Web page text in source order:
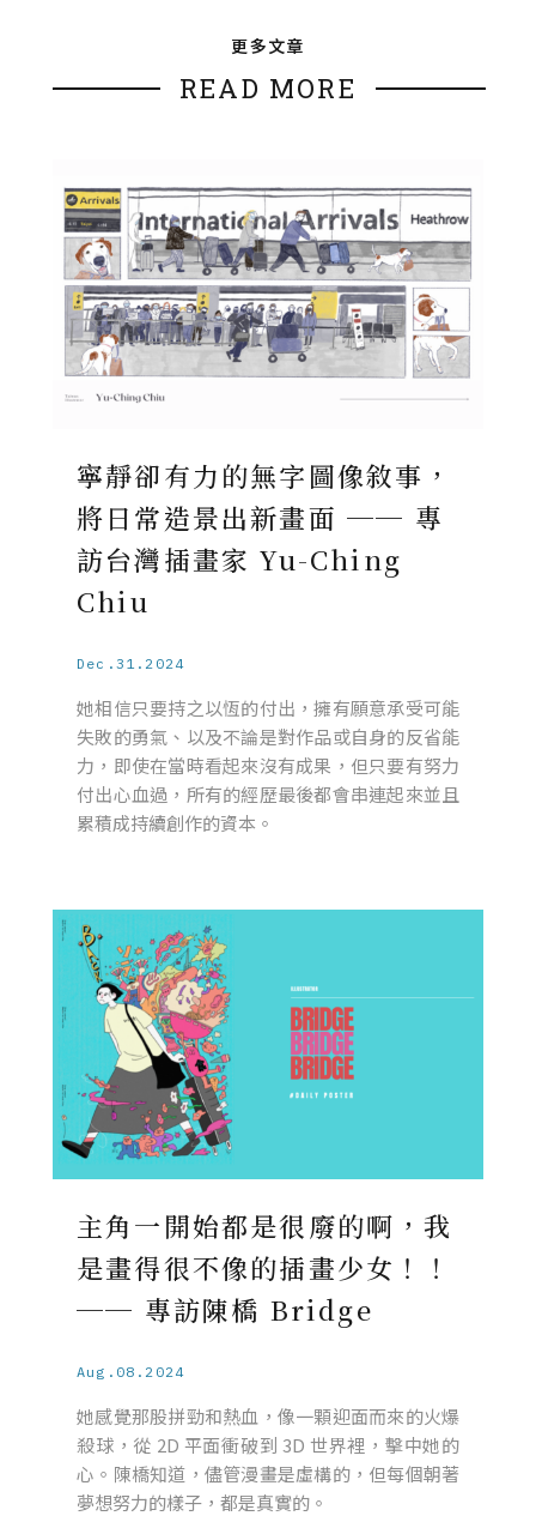
更多文章
READ MORE
寧靜卻有力的無字圖像敘事，
將日常造景出新畫面 ── 專
訪台灣插畫家 Yu-Ching
Chiu
Dec.31.2024
她相信只要持之以恆的付出，擁有願意承受可能
失敗的勇氣、以及不論是對作品或自身的反省能
力，即使在當時看起來沒有成果，但只要有努力
付出心血過，所有的經歷最後都會串連起來並且
累積成持續創作的資本。
主角一開始都是很廢的啊，我
是畫得很不像的插畫少女！！
── 專訪陳橋 Bridge
Aug.08.2024
她感覺那股拼勁和熱血，像一顆迎面而來的火爆
殺球，從 2D 平面衝破到 3D 世界裡，擊中她的
心。陳橋知道，儘管漫畫是虛構的，但每個朝著
夢想努力的樣子，都是真實的。